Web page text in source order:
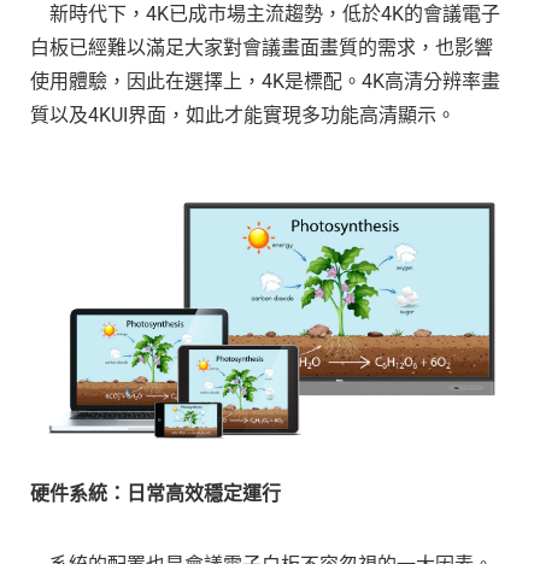
新時代下，4K已成市場主流趨勢，低於4K的會議電子
白板已經難以滿足大家對會議畫面畫質的需求，也影響
使用體驗，因此在選擇上，4K是標配。4K高清分辨率畫
質以及4KUI界面，如此才能實現多功能高清顯示。
硬件系統：日常高效穩定運行